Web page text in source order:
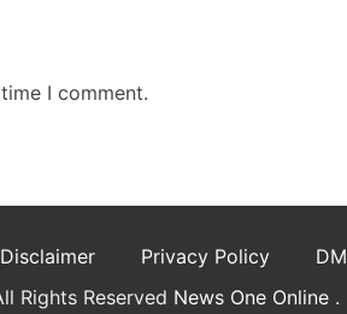
I comment.
Disclaimer Privacy Policy
Rights Reserved News One Online .